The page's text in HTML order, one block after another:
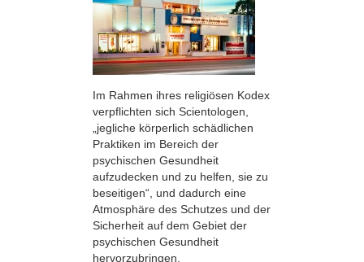
Im Rahmen ihres religiösen Kodex
verpflichten sich Scientologen,
„jegliche körperlich schädlichen
Praktiken im Bereich der
psychischen Gesundheit
aufzudecken und zu helfen, sie zu
beseitigen“, und dadurch eine
Atmosphäre des Schutzes und der
Sicherheit auf dem Gebiet der
psychischen Gesundheit
hervorzubringen.